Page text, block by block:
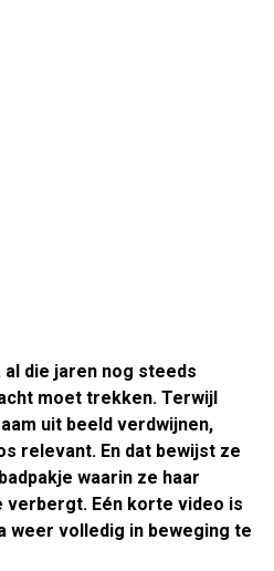
al die jaren nog steeds
moet trekken. Terwijl
uit beeld verdwijnen,
relevant. En dat bewijst ze
waarin ze haar
verbergt. Eén korte video is
weer volledig in beweging te